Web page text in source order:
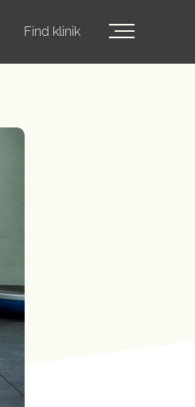
Find klinik